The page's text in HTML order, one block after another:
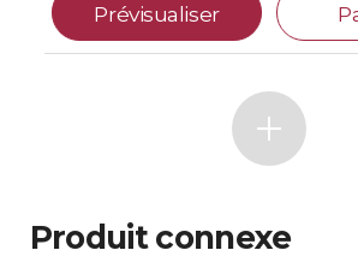
Prévisualiser
Produit connexe